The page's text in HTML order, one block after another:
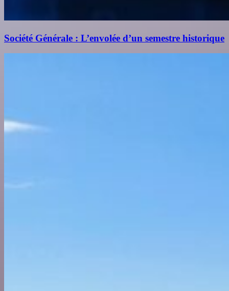
Société Générale : L’envolée d’un semestre historique